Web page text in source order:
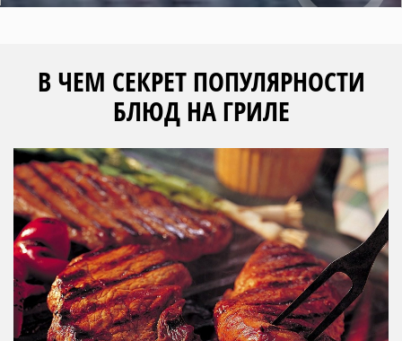
В ЧЕМ СЕКРЕТ ПОПУЛЯРНОСТИ
БЛЮД НА ГРИЛЕ